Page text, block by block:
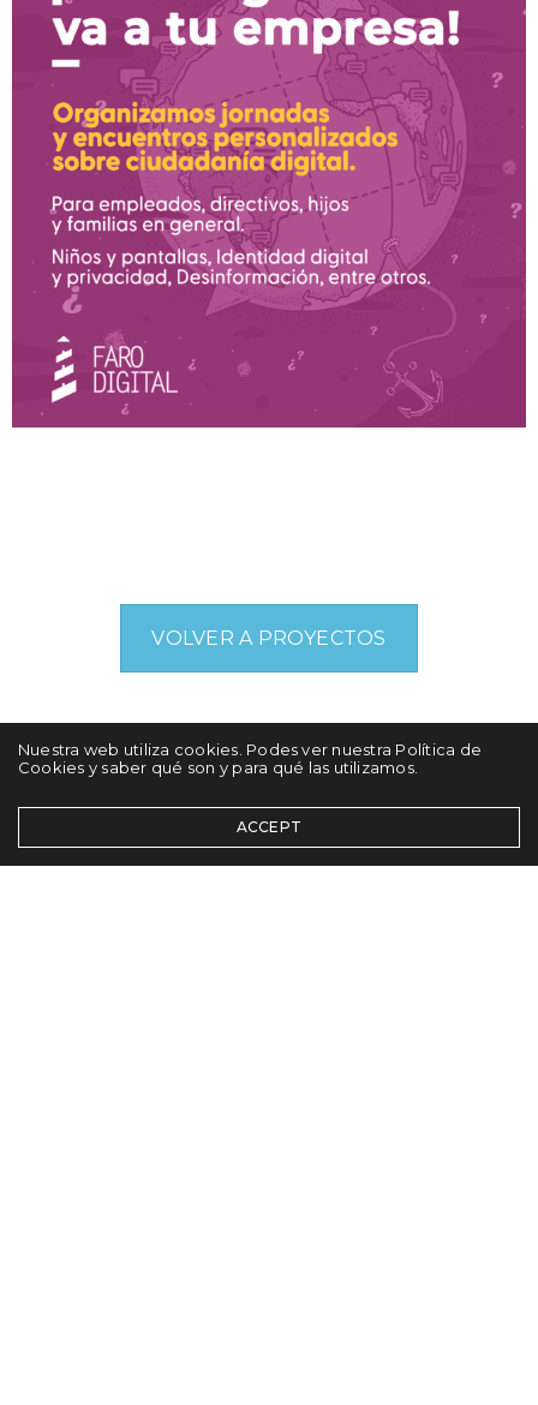
VOLVER A PROYECTOS
Nuestra web utiliza cookies. Podes ver nuestra Política de
Cookies y saber qué son y para qué las utilizamos.
ACCEPT